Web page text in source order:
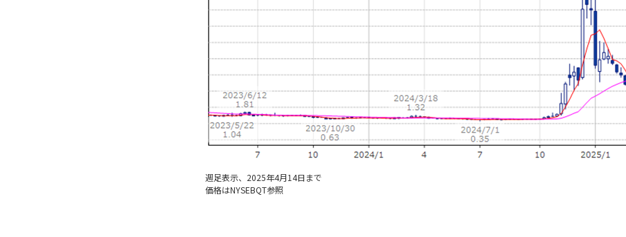
週足表示、2025年4月14日まで
価格はNYSEBQT参照